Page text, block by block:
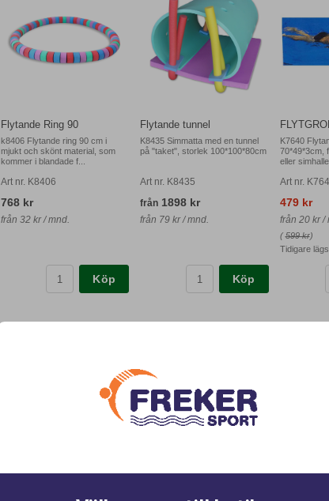
Flytande Ring 90
k8406 Flytande ring 90 cm i
mjukt och skönt material, som
kommer i blandade f...
Art nr. K8406
768 kr
från 32 kr / mnd.
Köp
Flytande tunnel
K8435 Simmatta med en tunnel
på "taket", storlek 100*100*80cm
Art nr. K8435
från 1898 kr
från 79 kr / mnd.
Köp
K7640
70*49*3cm,
eller
Art nr.
479 kr
från 20 kr /
(599 kr)
Tidigare
MEGA RING
170cm. Finns i 2 färger röd och
Rutschkana flytande matta
som en simmatta fast lite till
K8295